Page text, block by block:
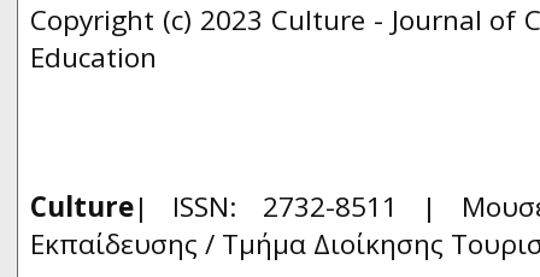
Copyright (c) 2023 Culture - Journal of
Education
Culture| ISSN: 2732-8511 |
Εκπαίδευσης / Τμήμα Διοίκησης